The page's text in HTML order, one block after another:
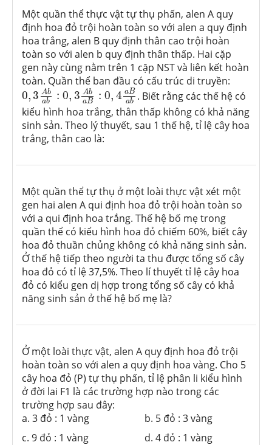
Một quần thể thực vật tự thụ phấn, alen A quy
định hoa đỏ trội hoàn toàn so với alen a quy định
hoa trắng, alen B quy định thân cao trội hoàn
toàn so với alen b quy định thân thấp. Hai cặp
gen này cùng nằm trên 1 cặp NST và liên kết hoàn
toàn. Quần thể ban đầu có cấu trúc di truyền:
0,3 Ab
ab : 0, 3 Ab
aB : 0, 4 aB
ab
0,3Abab:0,3AbaB:0,4aBab
. Biết rằng các thế hệ có
kiểu hình hoa trắng, thân thấp không có khả năng
sinh sản. Theo lý thuyết, sau 1 thế hệ, tỉ lệ cây hoa
trắng, thân cao là:
Một quần thể tự thụ ở một loài thực vật xét một
gen hai alen A qui định hoa đỏ trội hoàn toàn so
với a qui định hoa trắng. Thế hệ bố mẹ trong
quần thể có kiểu hình hoa đỏ chiếm 60%, biết cây
hoa đỏ thuần chủng không có khả năng sinh sản.
Ở thế hệ tiếp theo người ta thu được tổng số cây
hoa đỏ có tỉ lệ 37,5%. Theo lí thuyết tỉ lệ cây hoa
đỏ có kiểu gen dị hợp trong tổng số cây có khả
năng sinh sản ở thế hệ bố mẹ là?
Ở một loài thực vật, alen A quy định hoa đỏ trội
hoàn toàn so với alen a quy định hoa vàng. Cho 5
cây hoa đỏ (P) tự thụ phấn, tỉ lệ phân li kiểu hình
ở đời lai F1 là các trường hợp nào trong các
trường hợp sau đây:
a. 3 đỏ : 1 vàng
b. 5 đỏ : 3 vàng
c. 9 đỏ : 1 vàng
d. 4 đỏ : 1 vàng